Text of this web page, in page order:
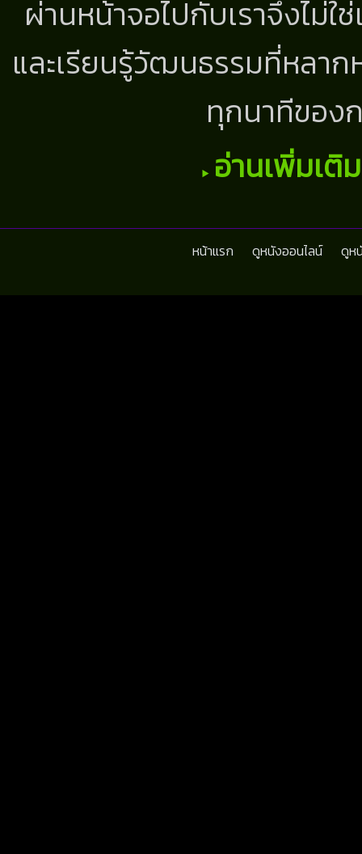
ผ่านหน้าจอไปกับเราจึงไม่
และเรียนรู้วัฒนธรรมที่หลา
ทุกนาทีขอ
อ่านเพิ่มเติ
หน้าแรก ดูหนังออนไลน์ ดูห